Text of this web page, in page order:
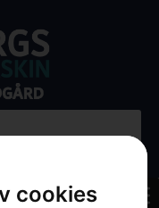
cookies